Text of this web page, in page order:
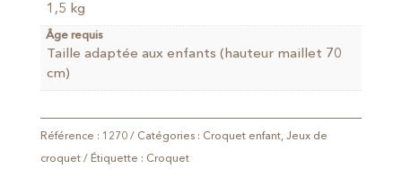
1,5 kg
Âge requis
Taille adaptée aux enfants (hauteur maillet 70
cm)
Référence : 1270 Catégories : Croquet enfant, Jeux de
croquet
Étiquette : Croquet